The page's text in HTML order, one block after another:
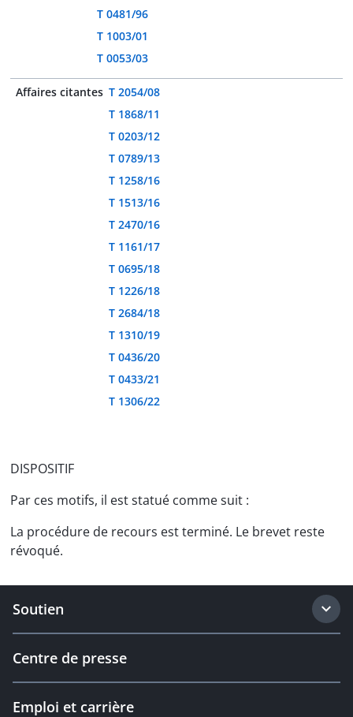
T 0481/96
T 1003/01
T 0053/03
Affaires citantes T 2054/08
T 1868/11
T 0203/12
T 0789/13
T 1258/16
T 1513/16
T 2470/16
T 1161/17
T 0695/18
T 1226/18
T 2684/18
T 1310/19
T 0436/20
T 0433/21
T 1306/22
DISPOSITIF
Par ces motifs, il est statué comme suit :
La procédure de recours est terminé. Le brevet reste
révoqué.
Soutien
Centre de presse
Emploi et carrière